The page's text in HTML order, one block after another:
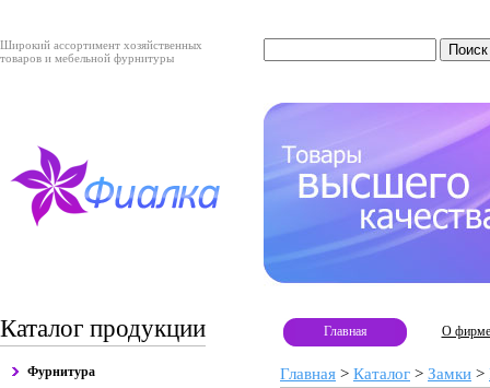
Широкий ассортимент хозяйственных
товаров и мебельной фурнитуры
Каталог продукции
Фурнитура
Главная О фирме
Главная > Каталог > Замки >